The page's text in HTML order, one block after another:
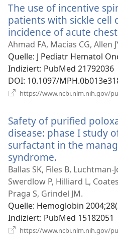
The use of incentive
patients with sickle cell
incidence of acute
Ahmad FA, Macias CG, Allen
Quelle‎: J Pediatr Hematol
Indiziert‎: PubMed 21792036
DOI‎: 10.1097/
https://www.ncbi.nlm.nih.gov/
Safety of purified
disease: phase I study
surfactant in the
syndrome.
neues
Fenster)
Ballas SK, Files B, Luchtman-
Swerdlow P, Hilliard L,
Praga S, Grindel JM.
Quelle‎: Hemoglobin
Indiziert‎: PubMed 15182051
https://www.ncbi.nlm.nih.gov/